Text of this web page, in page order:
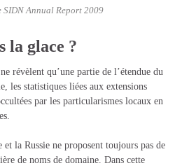
SIDN Annual Report 2009
la glace ?
révèlent qu’une partie de l’étendue du
les statistiques liées aux extensions
par les particularismes locaux en
et la Russie ne proposent toujours pas de
de noms de domaine. Dans cette